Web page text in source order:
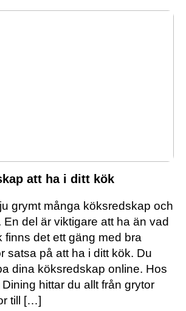
att ha i ditt kök
grymt många köksredskap och
En del är viktigare att ha än vad
finns det ett gäng med bra
satsa på att ha i ditt kök. Du
dina köksredskap online. Hos
hittar du allt från grytor
till […]